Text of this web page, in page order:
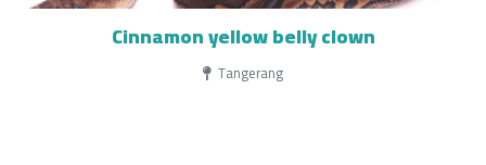
Cinnamon yellow belly clown
Tangerang